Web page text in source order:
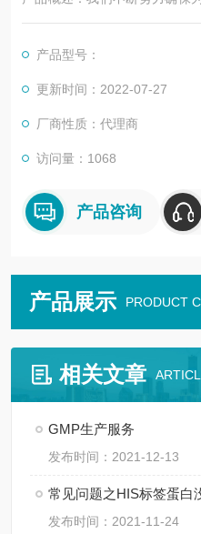
为这项工作的结果，我们提供
随时联系我们的技术支持团队。
该产品是高质量的EGFR兔pAb
产品型号：
更新时间：2022-07-27
厂商性质：代理商
访问量：1068
产品咨询
产品展示 PRODUCT
相关文章
GMP生产服务
发布时间：2021-12-13
常见问题之HIS标签蛋白
发布时间：2021-11-24